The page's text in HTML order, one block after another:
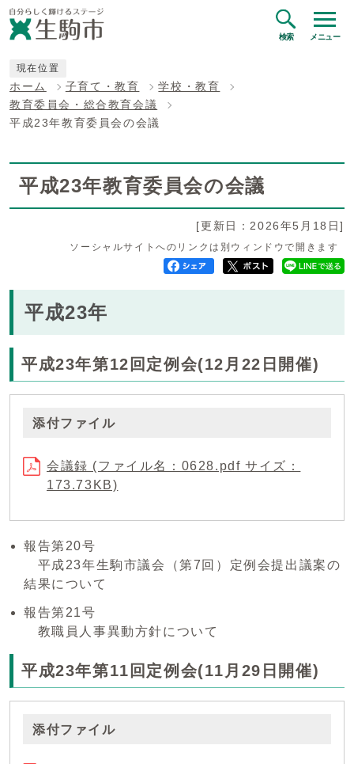
検索 メニュー
現在位置
ホーム 子育て・教育
学校・教育
教育委員会・総合教育会議
平成23年教育委員会の会議
平成23年教育委員会の会議
[更新日：2026年5月18日]
ソーシャルサイトへのリンクは別ウィンドウで開きます
平成23年
平成23年第12回定例会(12月22日開催)
添付ファイル
会議録 (ファイル名：0628.pdf サイズ：
173.73KB)
報告第20号
平成23年生駒市議会（第7回）定例会提出議案の
結果について
報告第21号
教職員人事異動方針について
平成23年第11回定例会(11月29日開催)
添付ファイル